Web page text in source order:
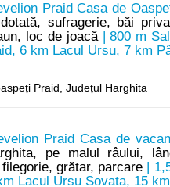
Praid Casa de
sufragerie, băi
loc de joacă| 800 m
6 km Lacul Ursu, 7 km
Praid, Județul Harghita
Praid Casa de
pe malul râului,
grătar, parcare |
Lacul Ursu Sovata, 15